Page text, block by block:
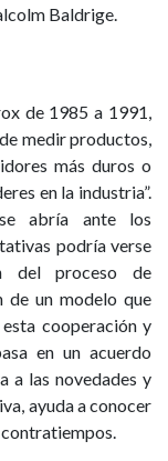
Baldrige.
de 1985 a 1991,
medir productos,
más duros o
en la industria”.
abría ante los
podría verse
del proceso de
de un modelo que
cooperación y
en un acuerdo
a las novedades y
ayuda a conocer